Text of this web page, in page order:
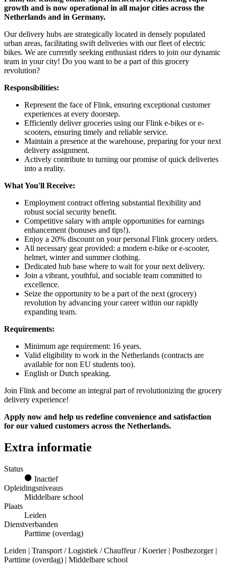
growth and is now operational in all major cities across the
Netherlands and in Germany.
Our delivery hubs are strategically located in densely populated
urban areas, facilitating swift deliveries with our fleet of electric
bikes. We are currently seeking enthusiast riders to join our dynamic
team in your city! Do you want to be a part of this grocery
revolution?
Responsibilities:
Represent the face of Flink, ensuring exceptional customer
experiences at every doorstep.
Efficiently deliver groceries using our Flink e-bikes or e-
scooters, ensuring timely and reliable service.
Maintain a presence at the warehouse, preparing for your next
delivery assignment.
Actively contribute to turning our promise of quick deliveries
into a reality.
What You'll Receive:
Employment contract offering substantial flexibility and
robust social security benefit.
Competitive salary with ample opportunities for earnings
enhancement (bonuses and tips!).
Enjoy a 20% discount on your personal Flink grocery orders.
All necessary gear provided: a modern e-bike or e-scooter,
helmet, winter and summer clothing.
Dedicated hub base where to wait for your next delivery.
Join a vibrant, youthful, and sociable team committed to
excellence.
Seize the opportunity to be a part of the next (grocery)
revolution by advancing your career within our rapidly
expanding team.
Requirements:
Minimum age requirement: 16 years.
Valid eligibility to work in the Netherlands (contracts are
available for non EU students too).
English or Dutch speaking.
Join Flink and become an integral part of revolutionizing the grocery
delivery experience!
Apply now and help us redefine convenience and satisfaction
for our valued customers across the Netherlands.
Extra informatie
Status
Inactief
Opleidingsniveaus
Middelbare school
Plaats
Leiden
Dienstverbanden
Parttime (overdag)
Leiden | Transport / Logistiek / Chauffeur / Koerier | Postbezorger |
Parttime (overdag) | Middelbare school